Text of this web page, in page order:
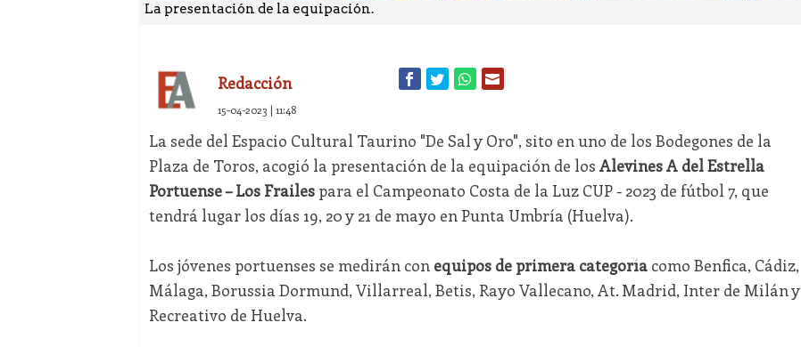
La presentación de la equipación.
Redacción
15-04-2023 | 11:48
La sede del Espacio Cultural Taurino "De Sal y Oro", sito en uno de los Bodegones de la
Plaza de Toros, acogió la presentación de la equipación de los Alevines A del Estrella
Portuense – Los Frailespara el Campeonato Costa de la Luz CUP - 2023 de fútbol 7, que
tendrá lugar los días 19, 20 y 21 de mayo en Punta Umbría (Huelva).
Los jóvenes portuenses se medirán con equipos de primera categoríacomo Benfica, Cádiz,
Málaga, Borussia Dormund, Villarreal, Betis, Rayo Vallecano, At. Madrid, Inter de Milán y
Recreativo de Huelva.